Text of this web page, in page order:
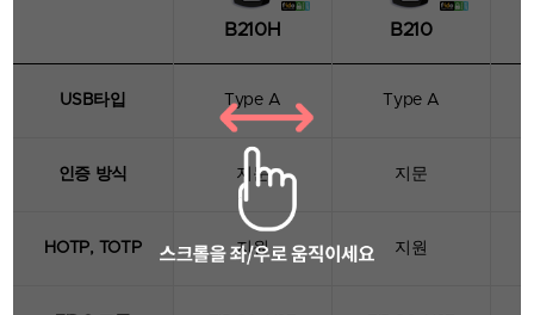
트러스트키B 시리즈
B시리즈는 지문을 이용한 FIDO2/U2F 인증 뿐만
아니라 다양한 손가락 사이즈를 커버하기 위해
G시리즈에 사용된 원형 센서보다 1mm가 넓어진
사각 지문센서와 베젤(Bezel) 디자인을 적용하여
빠르고 정확한 지문 인식률로 사용자의 편의성을
높인 제품입니다.
B210H B210
USB타입 Type A Type A
인증 방식 지문 지문
HOTP, TOTP 지원 지원